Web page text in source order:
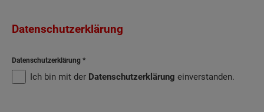
Datenschutzerklärung
Datenschutzerklärung
Ich bin mit der Datenschutzerklärung einverstanden.